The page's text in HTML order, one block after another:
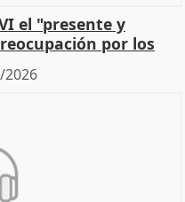
el "presente y
por los
2026